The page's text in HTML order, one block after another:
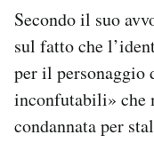
Secondo il suo
sul fatto che
per il personaggio
inconfutabili» che
condannata per